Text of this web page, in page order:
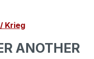
Krieg
ANOTHER